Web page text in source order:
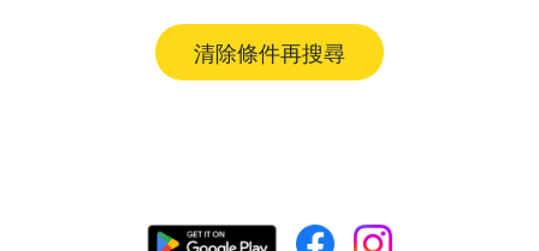
清除條件再搜尋